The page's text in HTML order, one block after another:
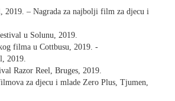
2019. – Nagrada za najbolji film za djecu i
u Solunu, 2019.
filma u Cottbusu, 2019. -
2019.
Razor Reel, Bruges, 2019.
za djecu i mlade Zero Plus, Tjumen,